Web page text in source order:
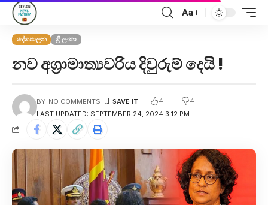
Aa
දේශපාලන ශ්‍රී ලංකා
නව අග්‍රාමාත්‍යවරිය දිවුරුම් දෙයි !
LAST UPDATED: SEPTEMBER 24, 2024 3:12 PM
BY NO COMMENTS 4 4